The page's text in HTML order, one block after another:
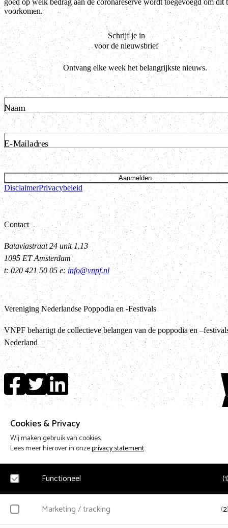
Cookies & Privacy
Wij maken gebruik van cookies.
Lees meer hierover in onzeprivacy statement.
Functioneel (1
NoodzakelijkMarketing / tracking (2
voorkomen.
Schrijf je in
voor de nieuwsbrief
Ontvang elke week het belangrijkste nieuws.
Naam
E-Mailadres
Aanmelden
DisclaimerPrivacybeleid
Contact
Bataviastraat 24 unit 1.13
1095 ET Amsterdam
t: 020 421 50 05 e: info@vnpf.nl
Vereniging Nederlandse Poppodia en -Festivals
VNPF behartigt de collectieve belangen van de poppodia en
Nederland